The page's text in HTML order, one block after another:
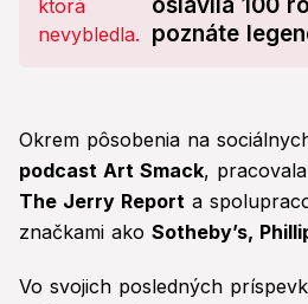
oslávila 100
poznáte
Okrem pôsobenia na
podcast Art Smack,
The Jerry Report a
značkami ako Sotheby’s,
Vo svojich posledných